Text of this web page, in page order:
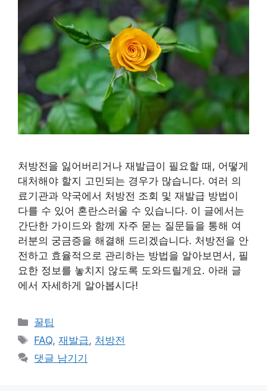
처방전을 잃어버리거나 재발급이 필요할 때, 어떻게
대처해야 할지 고민되는 경우가 많습니다. 여러 의
료기관과 약국에서 처방전 조회 및 재발급 방법이
다를 수 있어 혼란스러울 수 있습니다. 이 글에서는
간단한 가이드와 함께 자주 묻는 질문들을 통해 여
러분의 궁금증을 해결해 드리겠습니다. 처방전을 안
전하고 효율적으로 관리하는 방법을 알아보면서, 필
요한 정보를 놓치지 않도록 도와드릴게요. 아래 글
에서 자세하게 알아봅시다!
카
테
리
꿀팁
태
그
FAQ,재발급, 처방전
댓글 남기기